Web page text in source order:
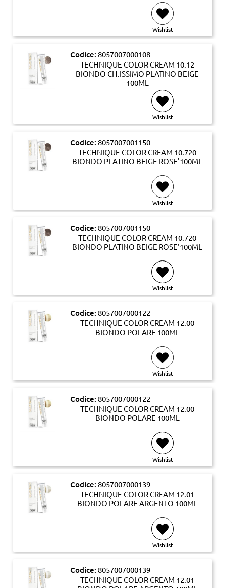
Wishlist
Codice: 8057007000108
TECHNIQUE COLOR CREAM 10.12
BIONDO CH.ISSIMO PLATINO BEIGE
100ML
Wishlist
Codice: 8057007001150
TECHNIQUE COLOR CREAM 10.720
BIONDO PLATINO BEIGE ROSE'100ML
Wishlist
Codice: 8057007001150
TECHNIQUE COLOR CREAM 10.720
BIONDO PLATINO BEIGE ROSE'100ML
Wishlist
Codice: 8057007000122
TECHNIQUE COLOR CREAM 12.00
BIONDO POLARE 100ML
Wishlist
Codice: 8057007000122
TECHNIQUE COLOR CREAM 12.00
BIONDO POLARE 100ML
Wishlist
Codice: 8057007000139
TECHNIQUE COLOR CREAM 12.01
BIONDO POLARE ARGENTO 100ML
Wishlist
Codice: 8057007000139
TECHNIQUE COLOR CREAM 12.01